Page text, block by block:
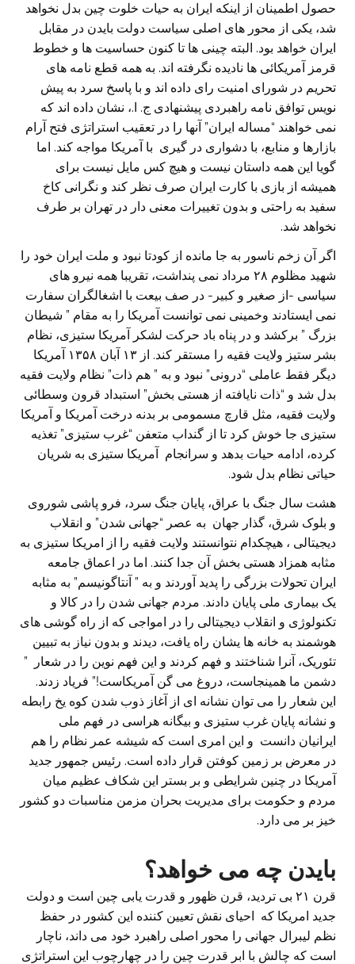
حصول اطمینان از اینکه ایران به حیات خلوت چین بدل نخواهد
شد، یکی از محور های اصلی سیاست دولت بایدن در مقابل
ایران خواهد بود. البته چینی ها تا کنون حساسیت ها و خطوط
قرمز آمریکائی ها نادیده نگرفته اند. به همه قطع نامه های
تحریم در شورای امنیت رای داده اند و با پاسخ سرد به پیش
نویس توافق نامه راهبردی پیشنهادی ج. ا.، نشان داده اند که
نمی خواهند “مساله ایران” آنها را در تعقیب استراتژی فتح آرام
بازارها و منابع، با دشواری در گیری با آمریکا مواجه کند. اما
گویا این همه داستان نیست و هیچ کس مایل نیست برای
همیشه از بازی با کارت ایران صرف نظر کند و نگرانی کاخ
سفید به راحتی و بدون تغییرات معنی دار در تهران بر طرف
نخواهد شد.
اگر آن زخم ناسور به جا مانده از کودتا نبود و ملت ایران خود را
شهید مظلوم ۲۸ مرداد نمی پنداشت، تقریبا همه نیرو های
سیاسی -از صغیر و کبیر- در صف بیعت با اشغالگران سفارت
نمی ایستادند وخمینی نمی توانست آمریکا را به مقام ” شیطان
بزرگ ” برکشد و در پناه باد حرکت لشکر آمریکا ستیزی، نظام
بشر ستیز ولایت فقیه را مستقر کند. از ۱۳ آبان ۱۳۵۸ آمریکا
دیگر فقط عاملی “درونی” نبود و به ” هم ذات” نظام ولایت فقیه
بدل شد و “ذات نایافته از هستی بخش” استبداد قرون وسطائی
ولایت فقیه، مثل قارچ مسمومی بر بدنه درخت آمریکا و آمریکا
ستیزی جا خوش کرد تا از گنداب متعفن “غرب ستیزی” تغذیه
کرده، ادامه حیات بدهد و سرانجام آمریکا ستیزی به شریان
حیاتی نظام بدل شود.
هشت سال جنگ با عراق، پایان جنگ سرد، فرو پاشی شوروی
و بلوک شرق، گذار جهان به عصر “جهانی شدن” و انقلاب
دیجیتالی ، هیچکدام نتوانستند ولایت فقیه را از امریکا ستیزی به
مثابه همزاد هستی بخش آن جدا کنند. اما در اعماق جامعه
ایران تحولات بزرگی را پدید آوردند و به ” آنتاگونیسم” به مثابه
یک بیماری ملی پایان دادند. مردم جهانی شدن را در کالا و
تکنولوژی و انقلاب دیجیتالی را در امواجی که از راه گوشی های
هوشمند به خانه ها یشان راه یافت، دیدند و بدون نیاز به تبیین
تئوریک، آنرا شناختند و فهم کردند و این فهم نوین را در شعار ”
دشمن ما همینجاست، دروغ می گن آمریکاست!” فریاد زدند.
این شعار را می توان نشانه ای از آغاز ذوب شدن کوه یخ رابطه
و نشانه پایان غرب ستیزی و بیگانه هراسی در فهم ملی
ایرانیان دانست و این امری است که شیشه عمر نظام را هم
در معرض بر زمین کوفتن قرار داده است. رئیس جمهور جدید
آمریکا در چنین شرایطی و بر بستر این شکاف عظیم میان
مردم و حکومت برای مدیریت بحران مزمن مناسبات دو کشور
خیز بر می دارد.
بایدن چه می خواهد؟
قرن ۲۱ بی تردید، قرن ظهور و قدرت یابی چین است و دولت
جدید امریکا که احیای نقش تعیین کننده این کشور در حفظ
نظم لیبرال جهانی را محور اصلی راهبرد خود می داند، ناچار
است که چالش با ابر قدرت چین را در چهارچوب این استراتژی